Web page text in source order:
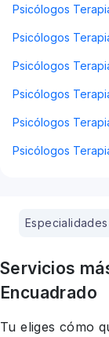
Psicólogos
Psicólogos
Psicólogos
Psicólogos
Psicólogos
Psicólogos
Especialidades
Servicios
Encuadrado
Tu eliges cómo